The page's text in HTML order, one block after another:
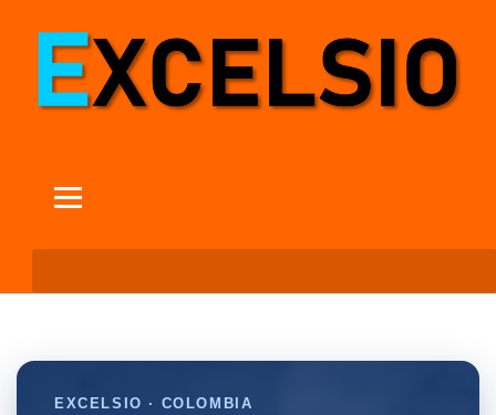
EXCELSIO · COLOMBIA